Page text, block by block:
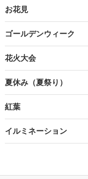
お花見
ゴールデンウィーク
花火大会
夏休み（夏祭り）
紅葉
イルミネーション